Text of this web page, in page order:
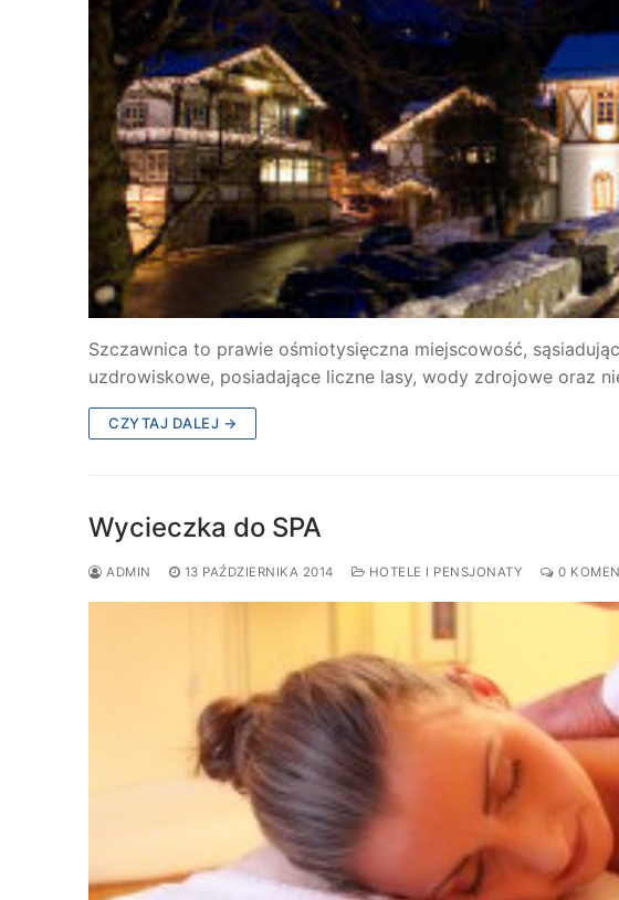
Szczawnica to prawie ośmiotysięczna miejscowość,
uzdrowiskowe, posiadające liczne lasy, wody zdrojowe oraz
CZYTAJ DALEJ →
Wycieczka do SPA
ADMIN 13 PAŹDZIERNIKA 2014 HOTELE I PENSJONATY 0